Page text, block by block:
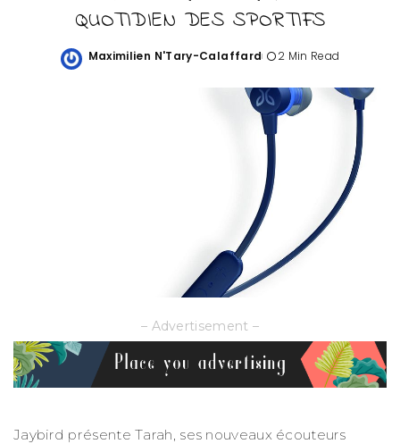
QUOTIDIEN DES SPORTIFS
Posted
Maximilien N'Tary-Calaffard 2 Min Read
– Advertisement –
Jaybird présente Tarah, ses nouveaux écouteurs